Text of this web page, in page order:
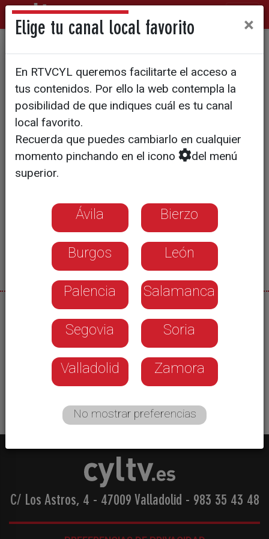
LA DGT recauda 3,6 millones
de euros en Soria
08/08/2026
La DGT dispara su recaudación en Castilla y León
hasta los 55,5 millones, la mitad gracias a los
radares fijos. De ese importe, 3,6 millones de
euros corresponden a la provincia de Soria.
C/ Los Astros, 4 - 47009 Valladolid - 983 35 43 48
Elige tu canal local favorito ×
En RTVCYL queremos facilitarte el acceso a
tus contenidos. Por ello la web contempla la
posibilidad de que indiques cuál es tu canal
local favorito.
Recuerda que puedes cambiarlo en cualquier
momento pinchando en el icono
del menú
superior.
Ávila Bierzo
Burgos León
Palencia Salamanca
Segovia Soria
Valladolid Zamora
No mostrar preferencias